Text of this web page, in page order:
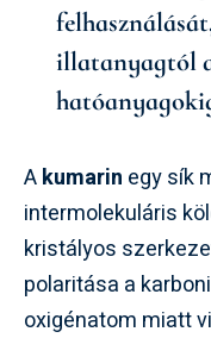
illatanyagtól
Akumarin egy sík
intermolekuláris
kristályos
polaritása a
oxigénatom miatt